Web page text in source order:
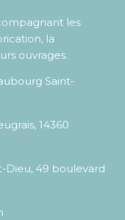
les
la
ouvrages.
Saint-
14360
Dieu, 49 boulevard